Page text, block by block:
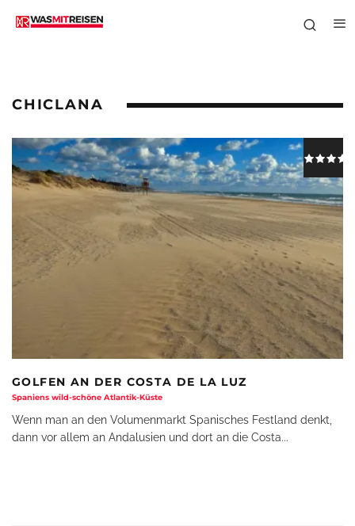
CHICLANA
GOLFEN AN DER COSTA DE LA LUZ
Spaniens wild-schöne Atlantik-Küste
Wenn man an den Volumenmarkt Spanisches Festland denkt,
dann vor allem an Andalusien und dort an die Costa...